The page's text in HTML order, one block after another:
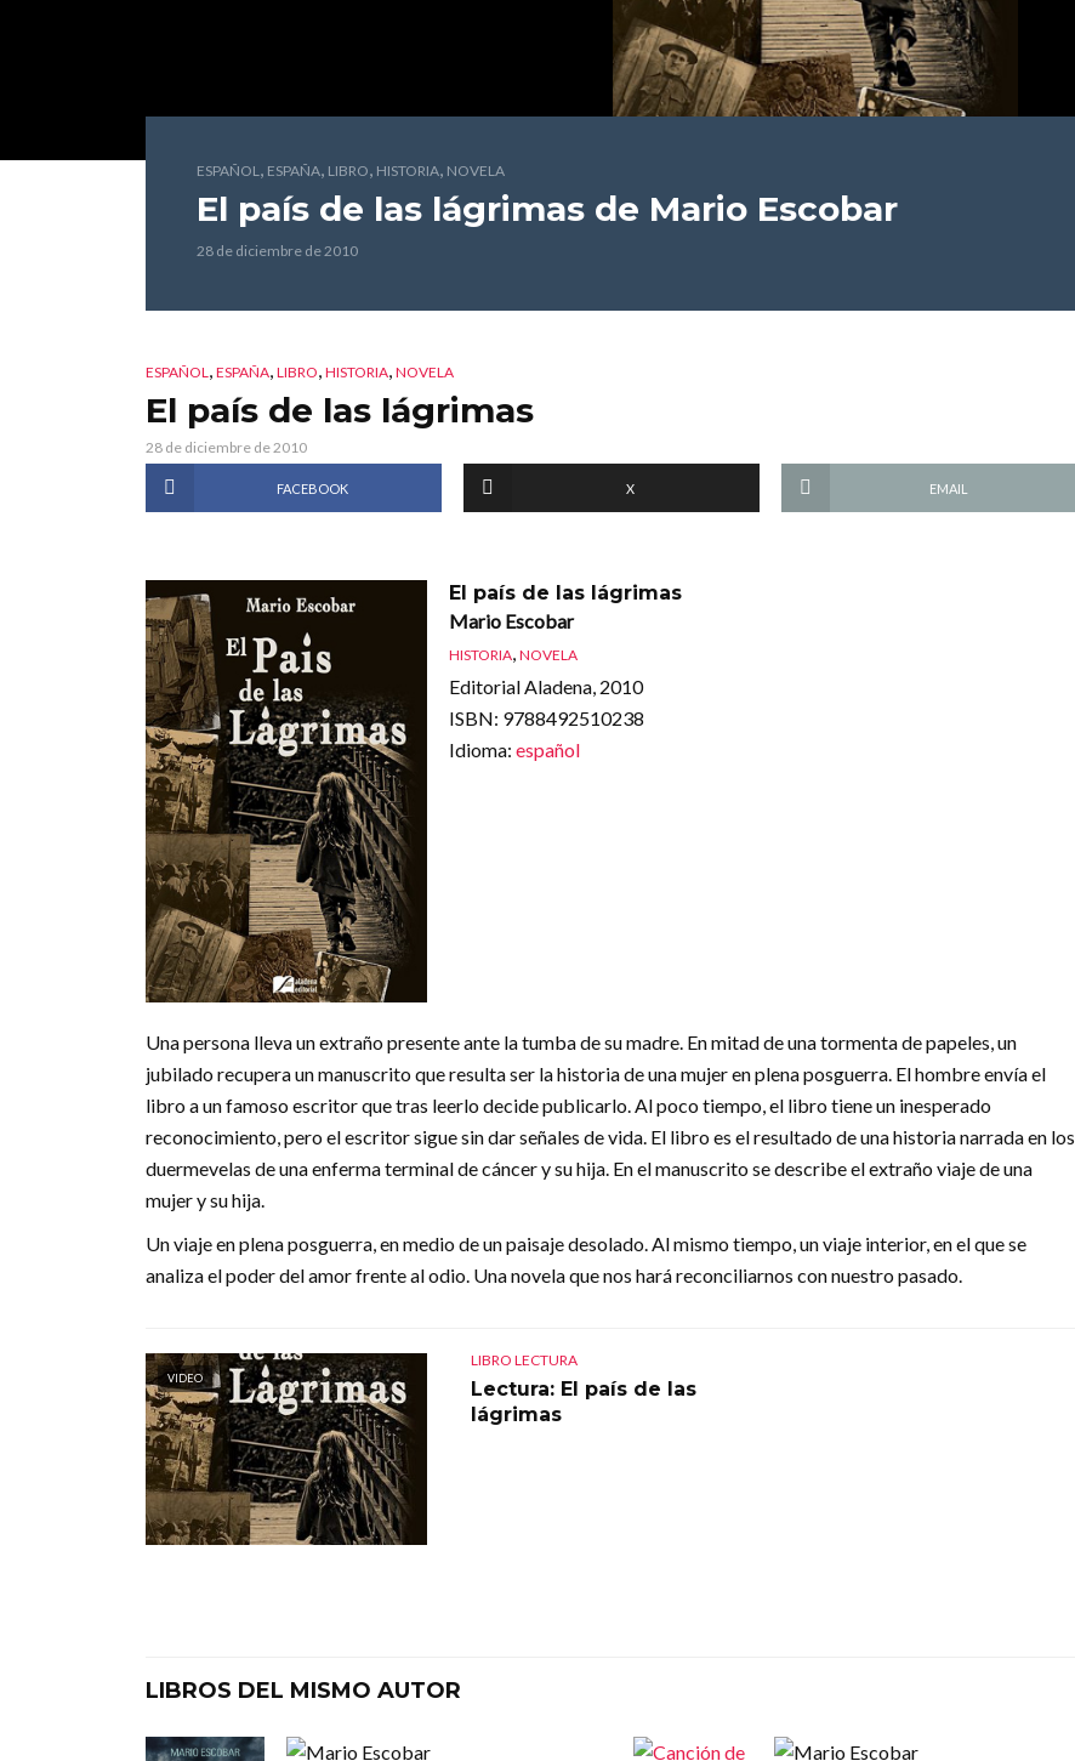
ESPAÑOL, ESPAÑA, LIBRO, HISTORIA, NOVELA
El país de las lágrimas de Mario Escobar
28 de diciembre de 2010
ESPAÑOL, ESPAÑA, LIBRO, HISTORIA, NOVELA
El país de las lágrimas
28 de diciembre de 2010
FACEBOOK X EMAIL
El país de las lágrimas
Mario Escobar
HISTORIA, NOVELA
Editorial Aladena, 2010
ISBN: 9788492510238
Idioma: español
Una persona lleva un extraño presente ante la tumba de su madre. En mitad de una tormenta de papeles, un
jubilado recupera un manuscrito que resulta ser la historia de una mujer en plena posguerra. El hombre envía el
libro a un famoso escritor que tras leerlo decide publicarlo. Al poco tiempo, el libro tiene un inesperado
reconocimiento, pero el escritor sigue sin dar señales de vida. El libro es el resultado de una historia narrada en los
duermevelas de una enferma terminal de cáncer y su hija. En el manuscrito se describe el extraño viaje de una
mujer y su hija.
Un viaje en plena posguerra, en medio de un paisaje desolado. Al mismo tiempo, un viaje interior, en el que se
analiza el poder del amor frente al odio. Una novela que nos hará reconciliarnos con nuestro pasado.
VIDEO
LIBRO LECTURA
Lectura: El país de las
lágrimas
LIBROS DEL MISMO AUTOR